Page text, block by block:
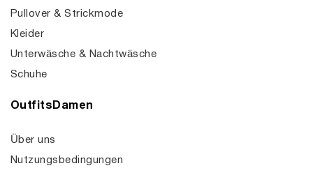
Pullover & Strickmode
Kleider
Unterwäsche & Nachtwäsche
Schuhe
OutfitsDamen
Über uns
Nutzungsbedingungen